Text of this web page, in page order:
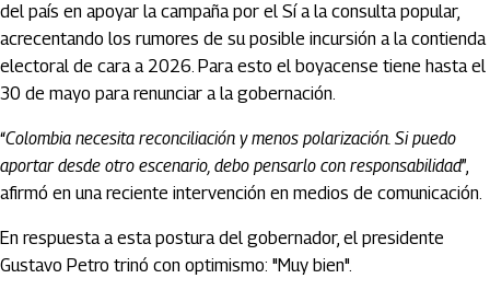
del país en apoyar la campaña por el Sí a la consulta popular,
acrecentando los rumores de su posible incursión a la contienda
electoral de cara a 2026. Para esto el boyacense tiene hasta el
30 de mayo para renunciar a la gobernación.
“Colombia necesita reconciliación y menos polarización. Si puedo
aportar desde otro escenario, debo pensarlo con responsabilidad”,
afirmó en una reciente intervención en medios de comunicación.
En respuesta a esta postura del gobernador, el presidente
Gustavo Petro trinó con optimismo: "Muy bien".